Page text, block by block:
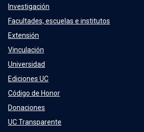
Investigación
Facultades, escuelas e institutos
Extensión
Vinculación
Universidad
Ediciones UC
Código de Honor
Donaciones
UC Transparente